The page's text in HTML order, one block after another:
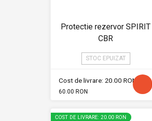
Protectie rezervor SPIRIT
CBR
STOC EPUIZAT
Cost de livrare: 20.00 RON
60.00 RON
COST DE LIVRARE: 20.00 RON